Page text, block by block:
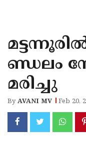
KANNUR
KASARAGOD
ണ്ഡലം
മരിച്ചു
ByAVANI MV Feb 20,